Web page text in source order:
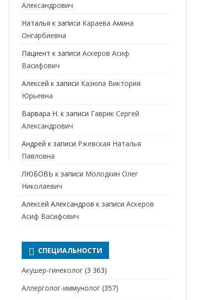
ПЕРИНАТАЛЬНЫЙ ПСИХОЛОГ
МАССАЖИСТ
НАРКОЛОГ
НЕВРОПАТОЛОГ
НЕФРОЛОГ
ОТОЛАРИНГОЛОГ
ОФТАЛЬМОЛОГ
ПРОКТОЛОГ
РЕВМАТОЛОГ
РЕНТГЕНОЛОГ
СТОМАТОЛОГ
Александрович
Наталья к записи Караева Амина
Онгарбиевна
Пациент к записиАскеров Асиф
Васифович
Алексей к записи Казюпа Виктория
Юрьевна
Варвара Н. к записи Гаврик Сергей
Александрович
Андрей к записи Ржевская Наталья
Павловна
ЛЮБОВЬ к записи Молодкин Олег
Николаевич
Алексей Александров к записиАскеров
Асиф Васифович
СПЕЦИАЛЬНОСТИ
Акушер-гинеколог (3 363)
Аллерголог-иммунолог (357)